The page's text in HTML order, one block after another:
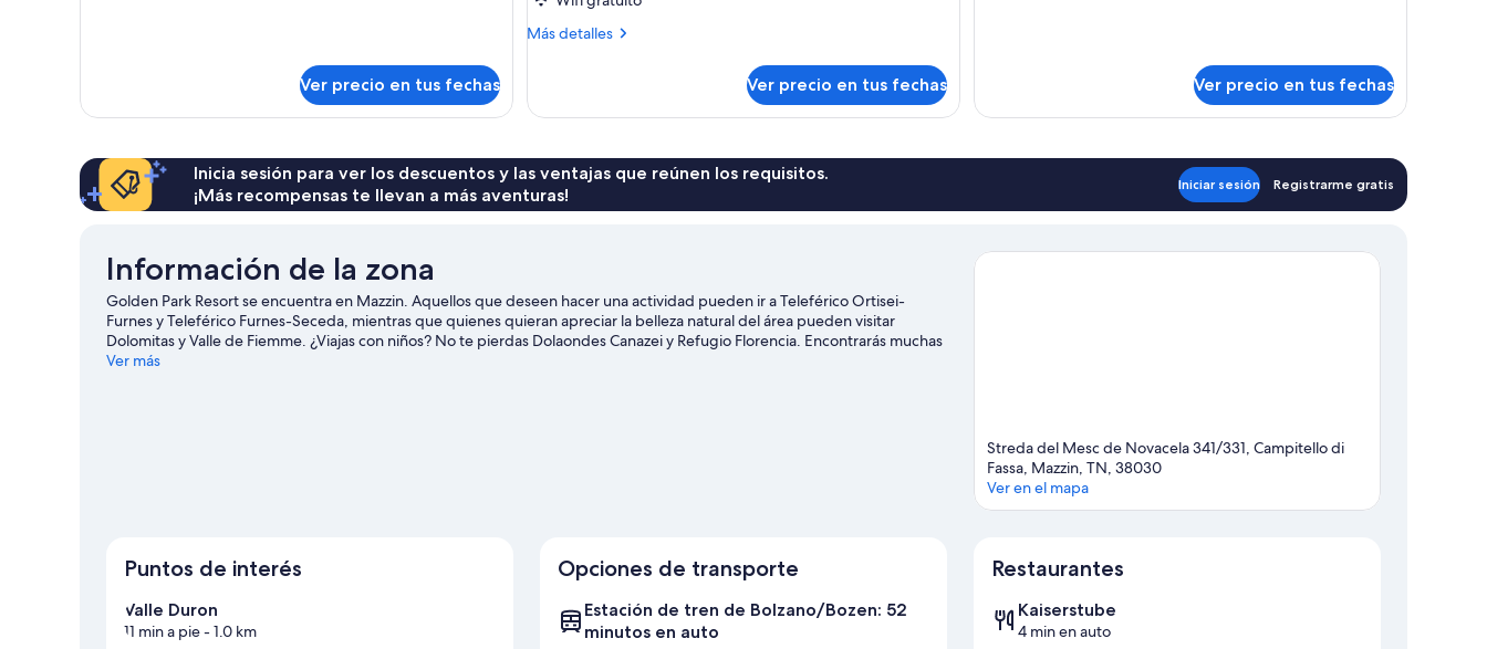
Ver precio en tus fechas
Más detalles
Más
Dependance
Ver precio en tus fechas Ver precio en tus fechas
Inicia sesión para ver los descuentos y las ventajas que reúnen los requisitos.
¡Más recompensas te llevan a más aventuras!
Iniciar sesión Registrarme gratis
Información de la zona
Golden Park Resort se encuentra en Mazzin. Aquellos que deseen hacer una actividad pueden ir a Teleférico Ortisei-
Furnes y Teleférico Furnes-Seceda, mientras que quienes quieran apreciar la belleza natural del área pueden visitar
Dolomitas y Valle de Fiemme. ¿Viajas con niños? No te pierdas Dolaondes Canazei y Refugio Florencia. Encontrarás muchas
opciones para conocer la zona con actividades como ski alpino, snowboard y clases de ski.
Ver más
Streda del Mesc de Novacela 341/331, Campitello di
Fassa, Mazzin, TN, 38030
Ver en el mapa
Puntos de interés
Valle Duron
11 min a pie- 1.0 km
Opciones de transporte
Estación de tren de Bolzano/Bozen: 52
minutos en auto
Restaurantes
Kaiserstube
4 min en auto